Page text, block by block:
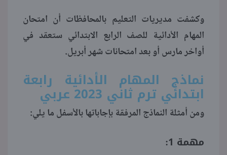
منوعات
وكشفت مديريات التعليم بالمحافظات أن امتحان
المهام الأدائية للصف الرابع الابتدائي ستعقد في
أواخر مارس أو بعد امتحانات شهر أبريل.
نماذج المهام الأدائية رابعة
ابتدائي ترم ثاني 2023 عربي
ومن أمثلة النماذج المرفقة بإجاباتها بالأسفل ما يلي:
مهمة 1: